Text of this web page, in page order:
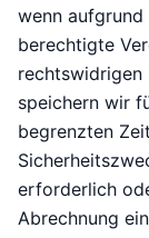
wenn
berechtigte
rechtswidrigen
speichern wir
begrenzten
erforderlich
Abrechnung